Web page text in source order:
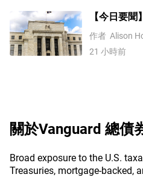
【今日要
格漲4%，
作者 Alison
21 小時前
關於Vanguard 總債
Broad exposure to the U.S.
Treasuries, mortgage-backed,